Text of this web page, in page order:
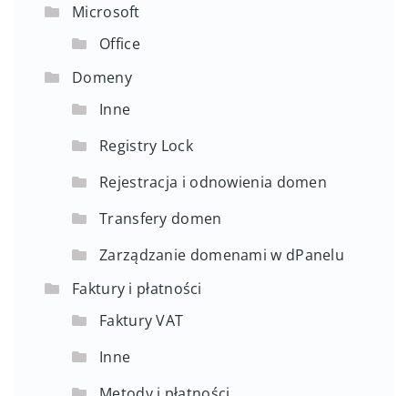
Microsoft
Office
Domeny
Inne
Registry Lock
Rejestracja i odnowienia domen
Transfery domen
Zarządzanie domenami w dPanelu
Faktury i płatności
Faktury VAT
Inne